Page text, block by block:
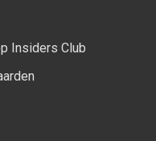
Insiders Club